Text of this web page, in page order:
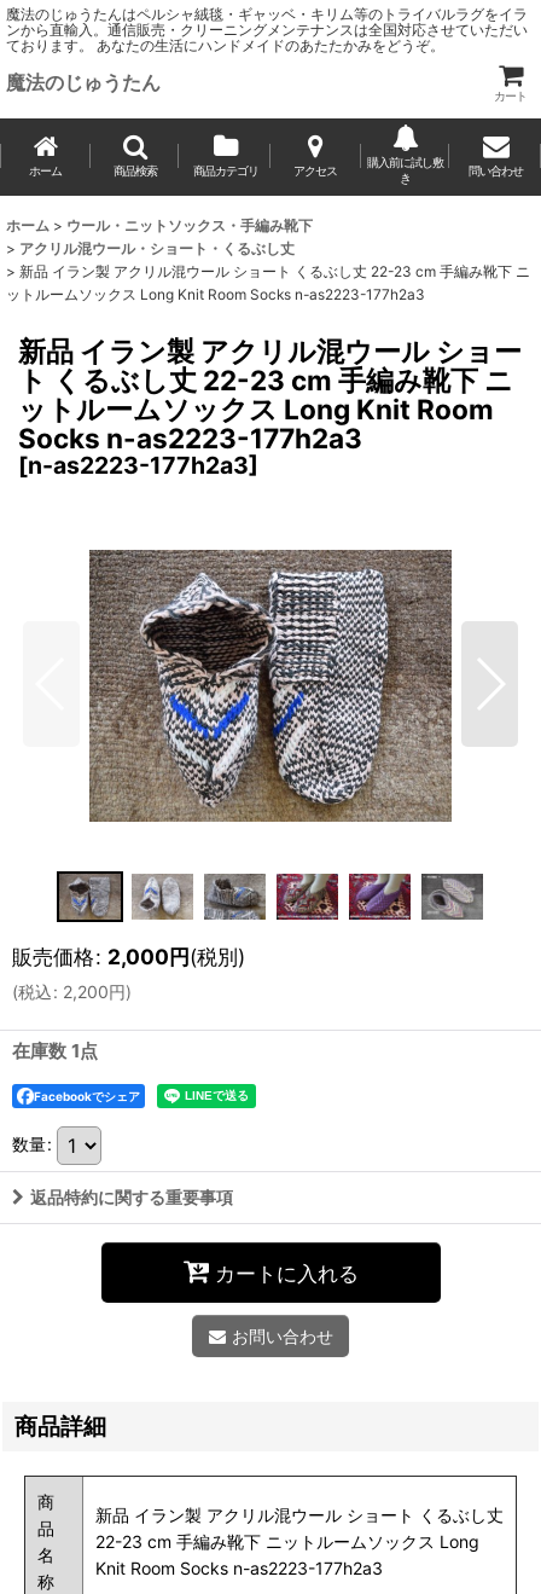
魔法のじゅうたんはペルシャ絨毯・ギャッベ・キリム等のトライバルラグをイラ
ンから直輸入。通信販売・クリーニングメンテナンスは全国対応させていただい
ております。 あなたの生活にハンドメイドのあたたかみをどうぞ。
魔法のじゅうたん
カート
ホーム 商品検索 商品カテゴリ アクセス
購入前に試し敷
き
問い合わせ
ホーム > ウール・ニットソックス・手編み靴下
> アクリル混ウール・ショート・くるぶし丈
> 新品 イラン製 アクリル混ウール ショート くるぶし丈 22-23 cm 手編み靴下 ニ
ットルームソックス Long Knit Room Socks n-as2223-177h2a3
新品 イラン製 アクリル混ウール ショー
ト くるぶし丈 22-23 cm 手編み靴下 ニ
ットルームソックス Long Knit Room
Socks n-as2223-177h2a3
[n-as2223-177h2a3]
販売価格: 2,000円(税別)
(税込: 2,200円)
在庫数 1点
Facebookでシェア
数量:
返品特約に関する重要事項
カートに入れる
お問い合わせ
商品詳細
商
品
名
称
新品 イラン製 アクリル混ウール ショート くるぶし丈
22-23 cm 手編み靴下 ニットルームソックス Long
Knit Room Socks n-as2223-177h2a3